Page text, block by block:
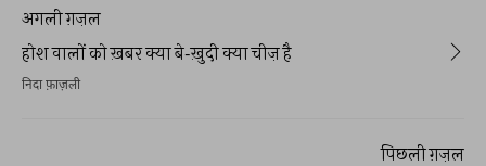
शायरी इन हालात में ढारस बंधाती और हिम्मत देती
है।
अगली ग़ज़ल
होश वालों को ख़बर क्या बे-ख़ुदी क्या चीज़ है
निदा फ़ाज़ली
पिछली ग़ज़ल